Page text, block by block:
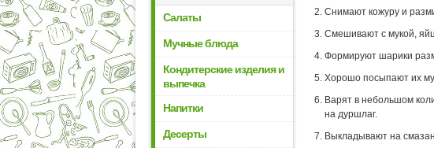
Салаты
Мучные блюда
Кондитерские изделия и
выпечка
Напитки
Десерты
Снимают кожуру и
Смешивают с мукой,
Формируют шарики
Хорошо посыпают их
Варят в небольшом
на дуршлаг.
Выкладывают на